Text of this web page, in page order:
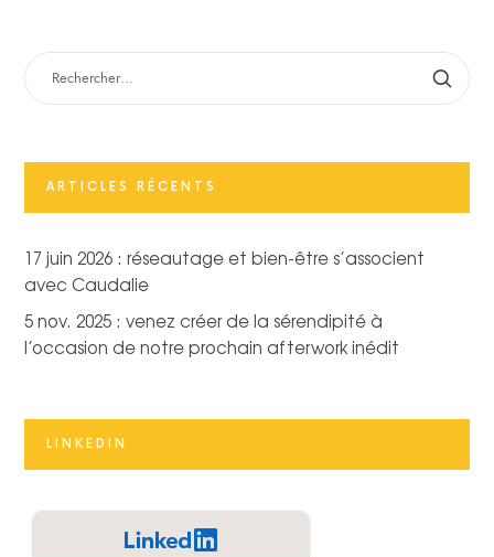
RECHERCHER :
ARTICLES RÉCENTS
17 juin 2026 : réseautage et bien-être s’associent
avec Caudalie
5 nov. 2025 : venez créer de la sérendipité à
l’occasion de notre prochain afterwork inédit
LINKEDIN